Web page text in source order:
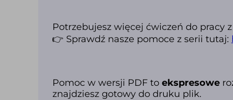
Potrzebujesz więcej ćwiczeń do pracy
👉 Sprawdź nasze pomoce z serii tutaj:
Pomoc w wersji PDF to ekspresowe
znajdziesz gotowy do druku plik.